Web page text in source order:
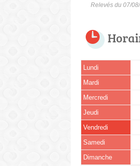
Relevés du 07/
Lundi
Mardi
Mercredi
Jeudi
Vendredi
Samedi
Dimanche